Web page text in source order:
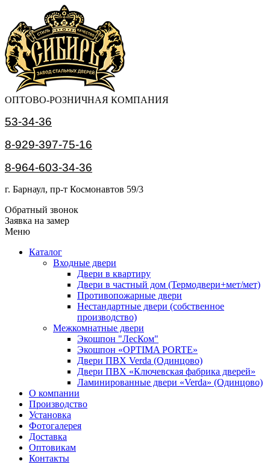
ОПТОВО-РОЗНИЧНАЯ КОМПАНИЯ
53-34-36
8-929-397-75-16
8-964-603-34-36
г. Барнаул, пр-т Космонавтов 59/3
Обратный звонок
Заявка на замер
Меню
Каталог
Входные двери
Двери в квартиру
Двери в частный дом (Термодвери+мет/мет)
Противопожарные двери
Нестандартные двери (собственное
производство)
Межкомнатные двери
Экошпон "ЛесКом"
Экошпон «OPTIMA PORTE»
Двери ПВХ Verda (Одинцово)
Двери ПВХ «Ключевская фабрика дверей»
Ламинированные двери «Verda» (Одинцово)
О компании
Производство
Установка
Фотогалерея
Доставка
Оптовикам
Контакты